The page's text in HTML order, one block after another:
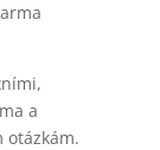
a
otázkám.